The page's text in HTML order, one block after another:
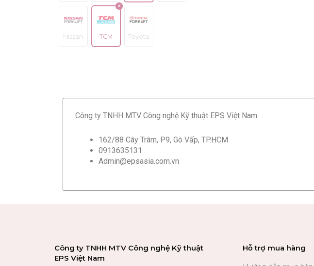
Nissan TCM Toyota
Công ty TNHH MTV Công nghệ Kỹ thuật EPS Việt Nam
162/88 Cây Trâm, P9, Gò Vấp, TP.HCM
0913635131
Admin@epsasia.com.vn
Công ty TNHH MTV Công nghệ Kỹ thuật
EPS Việt Nam
Hỗ trợ mua hàng